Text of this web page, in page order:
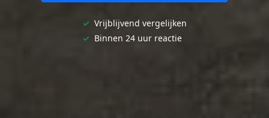
✓ Vrijblijvend vergelijken
✓ Binnen 24 uur reactie